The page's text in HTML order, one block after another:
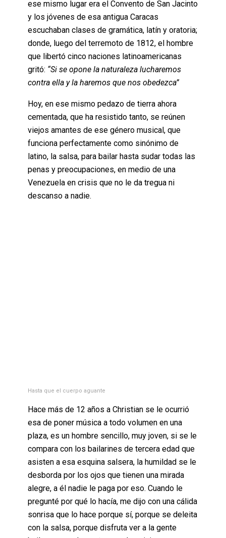
ese mismo lugar era el Convento de San Jacinto
y los jóvenes de esa antigua Caracas
escuchaban clases de gramática, latín y oratoria;
donde, luego del terremoto de 1812, el hombre
que libertó cinco naciones latinoamericanas
gritó: “Si se opone la naturaleza lucharemos
contra ella y la haremos que nos obedezca”
Hoy, en ese mismo pedazo de tierra ahora
cementada, que ha resistido tanto, se reúnen
viejos amantes de ese género musical, que
funciona perfectamente como sinónimo de
latino, la salsa, para bailar hasta sudar todas las
penas y preocupaciones, en medio de una
Venezuela en crisis que no le da tregua ni
descanso a nadie.
Hasta que el cuerpo aguante
Hace más de 12 años a Christian se le ocurrió
esa de poner música a todo volumen en una
plaza, es un hombre sencillo, muy joven, si se le
compara con los bailarines de tercera edad que
asisten a esa esquina salsera, la humildad se le
desborda por los ojos que tienen una mirada
alegre, a él nadie le paga por eso. Cuando le
pregunté por qué lo hacía, me dijo con una cálida
sonrisa que lo hace porque sí, porque se deleita
con la salsa, porque disfruta ver a la gente